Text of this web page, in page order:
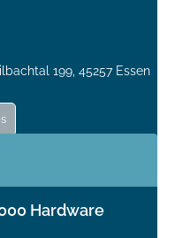
199, 45257 Essen
Hardware